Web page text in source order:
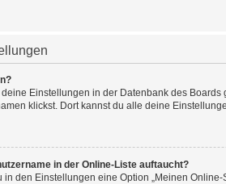
Einstellungen in der Datenbank des
klickst. Dort kannst du alle deine
in der Online-Liste auftaucht?
den Einstellungen eine Option „Meinen